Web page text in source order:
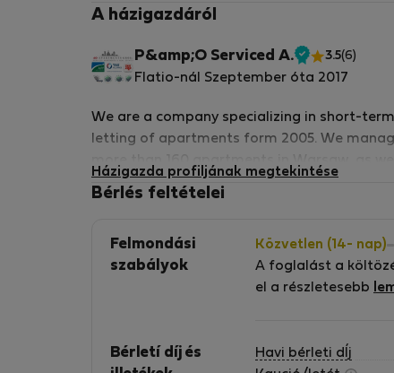
A házigazdáról
P&amp;O Serviced A.
Ellenőrzött
3.5(6)
Flatio-nál Szeptember óta 2017
We are a company specializing in short-term
letting of apartments form 2005. We
Costa del Sol (Spain). We are proud to be a
operated serviced apartment providers
the globe and are united under a single
representation, distribution, sales and
of the Association of International Property
Házigazda profiljának megtekintése
Bérlés feltételei
Felmondási
szabályok
Közvetlen (14- nap)
A foglalást a
el a részletesebb
Bérletí díj és
Havi bérleti dÍj